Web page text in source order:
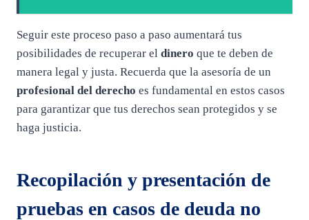
Seguir este proceso paso a paso aumentará tus
posibilidades de recuperar el dinero que te deben de
manera legal y justa. Recuerda que la asesoría de un
profesional del derecho es fundamental en estos casos
para garantizar que tus derechos sean protegidos y se
haga justicia.
Recopilación y presentación de
pruebas en casos de deuda no